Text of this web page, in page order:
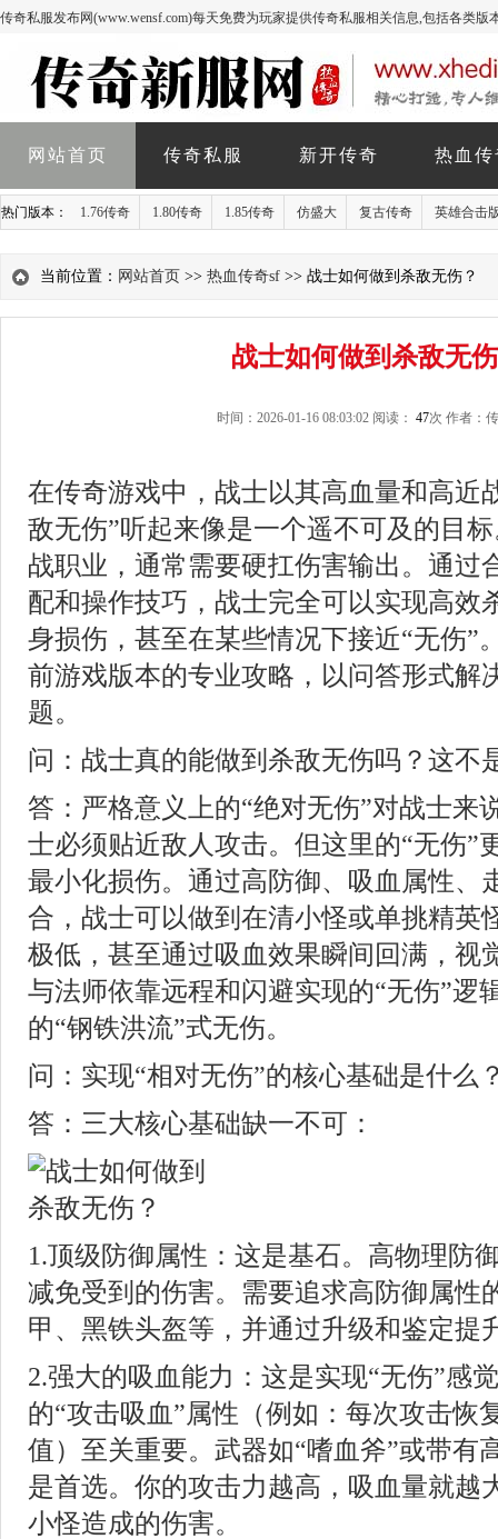
传奇私服发布网(www.wensf.com)每天免费为玩家提供传奇私服相关信息,包括各类
网站首页 传奇私服 新开传奇 热血
热门版本： 1.76传奇 1.80传奇 1.85传奇 仿盛大 复古传奇 英雄合击
当前位置： 网站首页 >> 热血传奇sf >> 战士如何做到杀敌无伤？
战士如何做到杀敌无
时间：2026-01-16 08:03:02 阅读： 47次 作者：
在传奇游戏中，战士以其高血量和高近
敌无伤”听起来像是一个遥不可及的目
战职业，通常需要硬扛伤害输出。通过
配和操作技巧，战士完全可以实现高效
身损伤，甚至在某些情况下接近“无伤”
前游戏版本的专业攻略，以问答形式解
题。
问：战士真的能做到杀敌无伤吗？这不
答：严格意义上的“绝对无伤”对战士来
士必须贴近敌人攻击。但这里的“无伤”
最小化损伤。通过高防御、吸血属性、
合，战士可以做到在清小怪或单挑精英
极低，甚至通过吸血效果瞬间回满，视
与法师依靠远程和闪避实现的“无伤”逻
的“钢铁洪流”式无伤。
问：实现“相对无伤”的核心基础是什么
答：三大核心基础缺一不可：
1.顶级防御属性：这是基石。高物理防
减免受到的伤害。需要追求高防御属性
甲、黑铁头盔等，并通过升级和鉴定提
2.强大的吸血能力：这是实现“无伤”感
的“攻击吸血”属性（例如：每次攻击恢
值）至关重要。武器如“嗜血斧”或带有
是首选。你的攻击力越高，吸血量就越
小怪造成的伤害。